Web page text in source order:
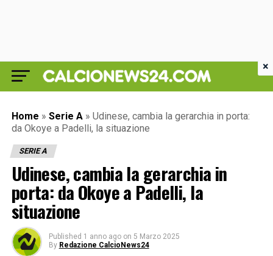
Home » Serie A » Udinese, cambia la gerarchia in porta:
da Okoye a Padelli, la situazione
SERIE A
Udinese, cambia la gerarchia in
porta: da Okoye a Padelli, la
situazione
Published 1 anno ago on 5 Marzo 2025
By Redazione CalcioNews24
×